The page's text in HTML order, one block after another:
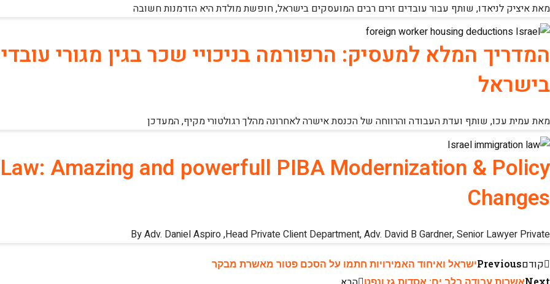
מאת איציק לניאדו, שותף עבור עובדים זרים רבים המועסקים בישראל, חופשת מולדת היא הזדמנות חשובה
המדריך המלא למעסיק: הרפורמה בניכויי שכר בגין מגורי
בישראל
מאת עמית עכו, שותף ועדת העבודה והרווחה של הכנסת אישרה לאחרונה מהלך רגולטורי מקיף, המעדכן
Amazing and powerfull PIBA Modernization & Policy
Changes
By Adv. Daniel Aspiro ,Head Private Client Department, Adv. David B Gardner, Senior Lawyer Private
קודםPreviousישראל ואיחוד האמירויות חתמו על הסכם פטור מאשרת מבקר
Nextאשרות עבודה בלב ים: אסדות גז ונפט